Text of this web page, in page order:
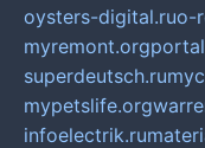
oysters-digital.ruo-
myremont.org
superdeutsch.ru
mypetslife.org
infoelectrik.ru